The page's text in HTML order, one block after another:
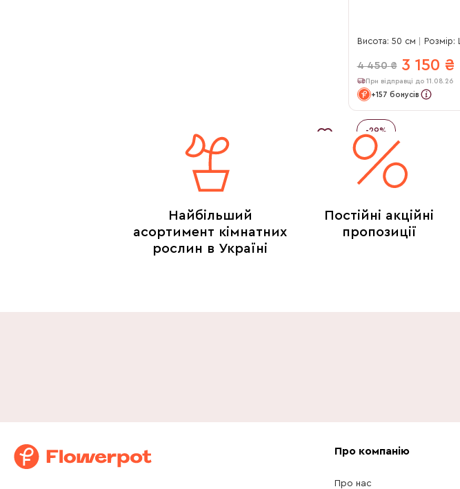
Висота: 50 см Розмір: L
4 450 ₴ 3 150 ₴
При відправці до 11.08.26
+157 бонусів
-29%
Найбільший
асортимент кімнатних
рослин в Україні
Постійні акційні
пропозиції
Про компанію
Про нас